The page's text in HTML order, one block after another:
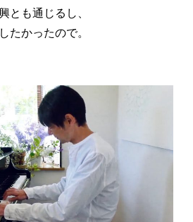
とも通じるし、
たかったので。